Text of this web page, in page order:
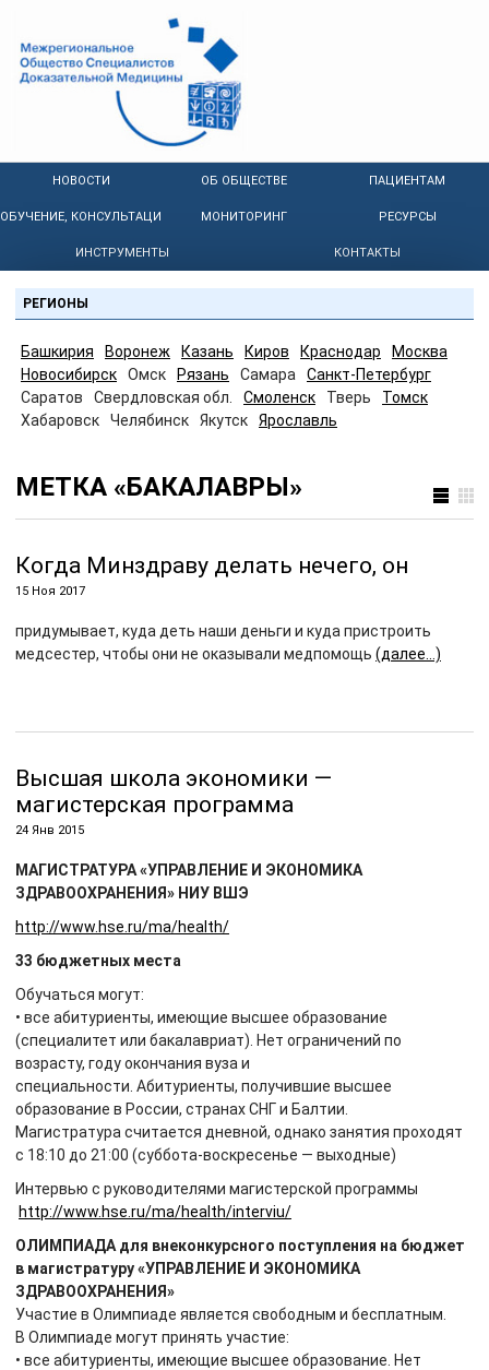
НОВОСТИ ОБ ОБЩЕСТВЕ ПАЦИЕНТАМ
ОБУЧЕНИЕ, КОНСУЛЬТАЦИИ МОНИТОРИНГ РЕСУРСЫ
ИНСТРУМЕНТЫ КОНТАКТЫ
РЕГИОНЫ
Башкирия Воронеж Казань Киров Краснодар
Москва
Новосибирск
Омск Рязань Самара
Санкт-Петербург
Саратов
Свердловская обл. Смоленск Тверь
Томск
Хабаровск
Челябинск Якутск Ярославль
МЕТКА «БАКАЛАВРЫ»
Когда Минздраву делать нечего, он
15 Ноя 2017
придумывает, куда деть наши деньги и куда пристроить
медсестер, чтобы они не оказывали медпомощь (далее…)
Высшая школа экономики —
магистерская программа
24 Янв 2015
МАГИСТРАТУРА «УПРАВЛЕНИЕ И ЭКОНОМИКА
ЗДРАВООХРАНЕНИЯ» НИУ ВШЭ
http://www.hse.ru/ma/health/
33 бюджетных места
Обучаться могут:
• все абитуриенты, имеющие высшее образование
(специалитет или бакалавриат). Нет ограничений по
возрасту, году окончания вуза и
специальности. Абитуриенты, получившие высшее
образование в России, странах СНГ и Балтии.
Магистратура считается дневной, однако занятия проходят
с 18:10 до 21:00 (суббота-воскресенье — выходные)
Интервью с руководителями магистерской программы
http://www.hse.ru/ma/health/interviu/
ОЛИМПИАДА для внеконкурсного поступления на бюджет
в магистратуру «УПРАВЛЕНИЕ И ЭКОНОМИКА
ЗДРАВООХРАНЕНИЯ»
Участие в Олимпиаде является свободным и бесплатным.
В Олимпиаде могут принять участие:
• все абитуриенты, имеющие высшее образование. Нет